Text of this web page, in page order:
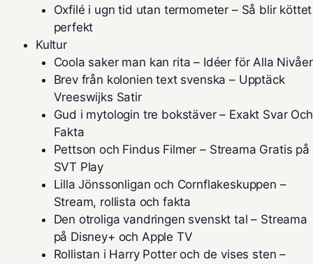
Oxfilé i ugn tid utan termometer – Så blir köttet
perfekt
Kultur
Coola saker man kan rita – Idéer för Alla Nivåer
Brev från kolonien text svenska – Upptäck
Vreeswijks Satir
Gud i mytologin tre bokstäver – Exakt Svar Och
Fakta
Pettson och Findus Filmer – Streama Gratis på
SVT Play
Lilla Jönssonligan och Cornflakeskuppen –
Stream, rollista och fakta
Den otroliga vandringen svenskt tal – Streama
på Disney+ och Apple TV
Rollistan i Harry Potter och de vises sten –